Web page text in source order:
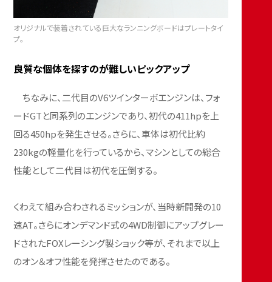
オリジナルで装着されている巨大なランニングボードはプレートタイ
プ。
良質な個体を探すのが難しいピックアップ
ちなみに、二代目のV6ツインターボエンジンは、フォ
ードGTと同系列のエンジンであり、初代の411hpを上
回る450hpを発生させる。さらに、車体は初代比約
230kgの軽量化を行っているから、マシンとしての総合
性能として二代目は初代を圧倒する。
くわえて組み合わされるミッションが、当時新開発の10
速AT。さらにオンデマンド式の4WD制御にアップグレー
ドされたFOXレーシング製ショック等が、それまで以上
のオン＆オフ性能を発揮させたのである。